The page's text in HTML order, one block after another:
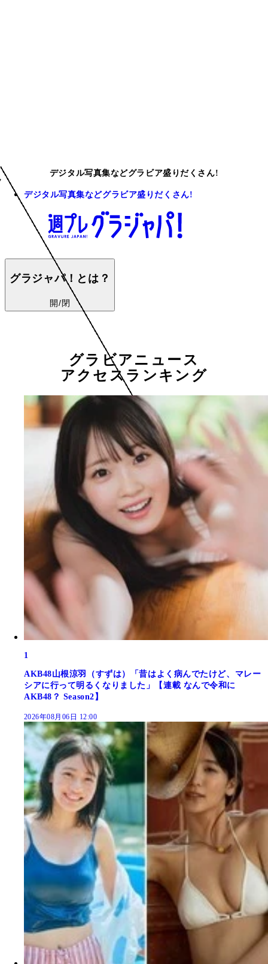
デジタル写真集などグラビア盛りだくさん!
デジタル写真集などグラビア盛りだくさん!
グラジャパ！とは？
開/閉
グラビアニュース
アクセスランキング
1
AKB48山根涼羽（すずは）「昔はよく病んでたけど、マレー
シアに行って明るくなりました」【連載 なんで令和に
AKB48？ Season2】
2026年08月06日 12:00